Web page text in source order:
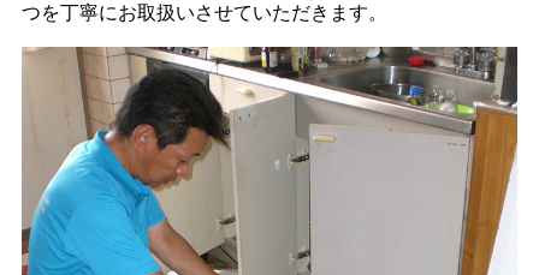
つを丁寧にお取扱いさせていただきます。